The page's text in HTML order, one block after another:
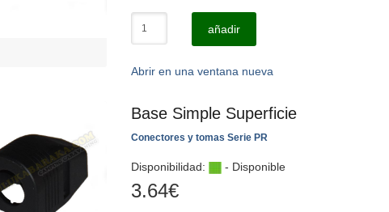
añadir
Abrir en una ventana nueva
Base Simple Superficie
Conectores y tomas Serie PR
Disponibilidad: - Disponible
3.64€